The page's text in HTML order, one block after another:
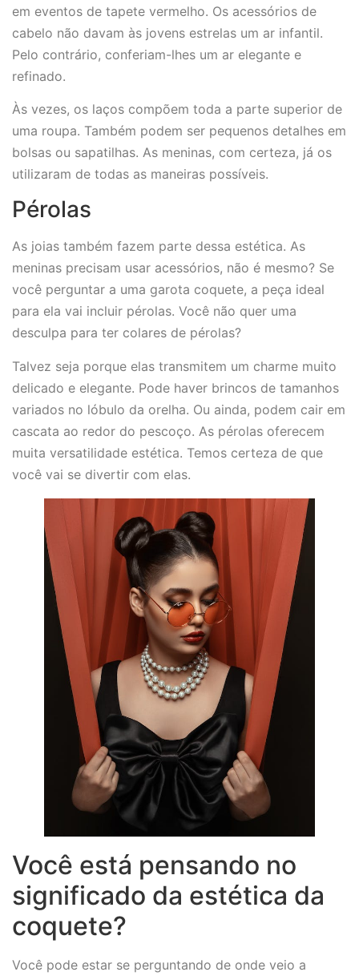
em eventos de tapete vermelho. Os acessórios de
cabelo não davam às jovens estrelas um ar infantil.
Pelo contrário, conferiam-lhes um ar elegante e
refinado.
Às vezes, os laços compõem toda a parte superior de
uma roupa. Também podem ser pequenos detalhes em
bolsas ou sapatilhas. As meninas, com certeza, já os
utilizaram de todas as maneiras possíveis.
Pérolas
As joias também fazem parte dessa estética. As
meninas precisam usar acessórios, não é mesmo? Se
você perguntar a uma garota coquete, a peça ideal
para ela vai incluir pérolas. Você não quer uma
desculpa para ter colares de pérolas?
Talvez seja porque elas transmitem um charme muito
delicado e elegante. Pode haver brincos de tamanhos
variados no lóbulo da orelha. Ou ainda, podem cair em
cascata ao redor do pescoço. As pérolas oferecem
muita versatilidade estética. Temos certeza de que
você vai se divertir com elas.
Você está pensando no
significado da estética da
coquete?
Você pode estar se perguntando de onde veio a